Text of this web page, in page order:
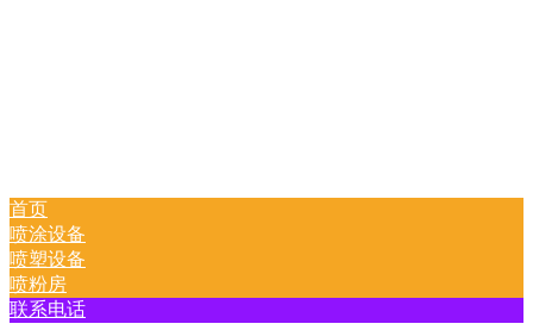
首页
喷涂设备
喷塑设备
喷粉房
联系电话